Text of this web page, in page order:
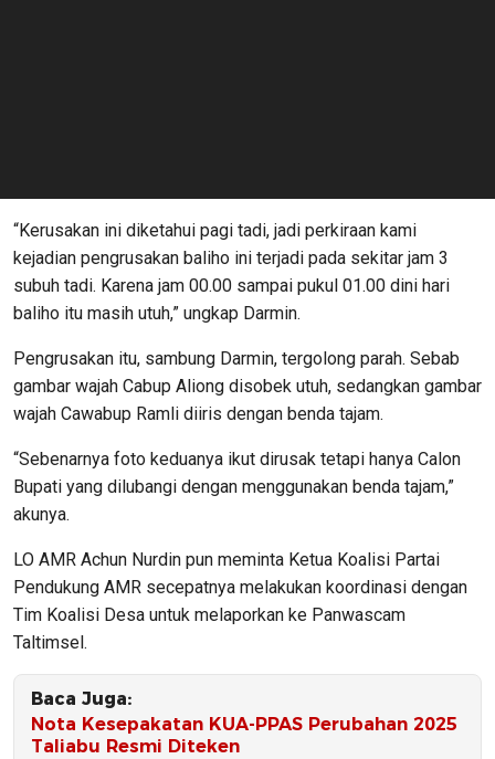
“Kerusakan ini diketahui pagi tadi, jadi perkiraan kami
kejadian pengrusakan baliho ini terjadi pada sekitar jam 3
subuh tadi. Karena jam 00.00 sampai pukul 01.00 dini hari
baliho itu masih utuh,” ungkap Darmin.
Pengrusakan itu, sambung Darmin, tergolong parah. Sebab
gambar wajah Cabup Aliong disobek utuh, sedangkan gambar
wajah Cawabup Ramli diiris dengan benda tajam.
“Sebenarnya foto keduanya ikut dirusak tetapi hanya Calon
Bupati yang dilubangi dengan menggunakan benda tajam,”
akunya.
LO AMR Achun Nurdin pun meminta Ketua Koalisi Partai
Pendukung AMR secepatnya melakukan koordinasi dengan
Tim Koalisi Desa untuk melaporkan ke Panwascam
Taltimsel.
Baca Juga:
Nota Kesepakatan KUA-PPAS Perubahan 2025
Taliabu Resmi Diteken